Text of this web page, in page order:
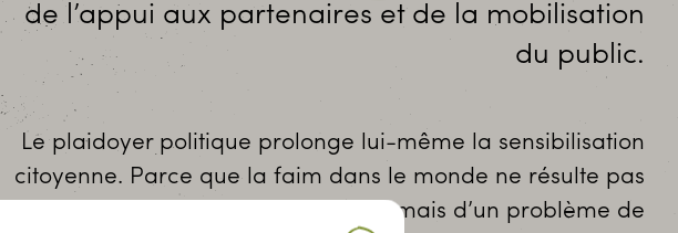
de l’appui aux partenaires et de la mobilisation
du public.
Le plaidoyer politique prolonge lui-même la sensibilisation
citoyenne. Parce que la faim dans le monde ne résulte pas
d’un manque de nourriture mais d’un problème de